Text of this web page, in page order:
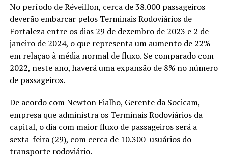
No período de Réveillon, cerca de 38.000 passageiros
deverão embarcar pelos Terminais Rodoviários de
Fortaleza entre os dias 29 de dezembro de 2023 e 2 de
janeiro de 2024, o que representa um aumento de 22%
em relação à média normal de fluxo. Se comparado com
2022, neste ano, haverá uma expansão de 8% no número
de passageiros.
De acordo com Newton Fialho, Gerente da Socicam,
empresa que administra os Terminais Rodoviários da
capital, o dia com maior fluxo de passageiros será a
sexta-feira (29), com cerca de 10.300 usuários do
transporte rodoviário.